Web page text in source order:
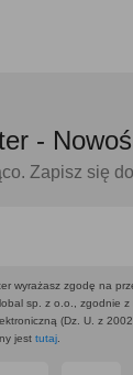
-
Zapisz się
wyrażasz zgodę na
sp. z o.o., zgodnie
(Dz. U. z
jest tutaj.